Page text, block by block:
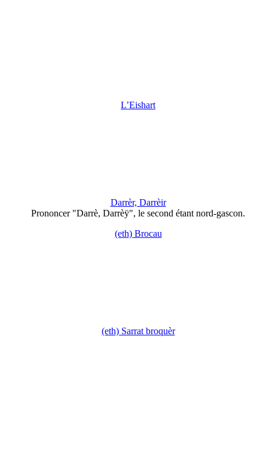
L’Eishart
Darrèr, Darrèir
Prononcer "Darrè, Darrèÿ", le second étant nord-gascon.
(eth) Brocau
(eth) Sarrat broquèr